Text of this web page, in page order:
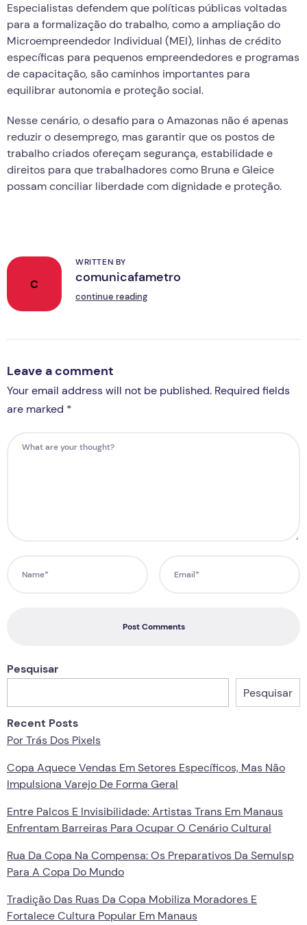
Especialistas defendem que políticas públicas voltadas
para a formalização do trabalho, como a ampliação do
Microempreendedor Individual (MEI), linhas de crédito
específicas para pequenos empreendedores e programas
de capacitação, são caminhos importantes para
equilibrar autonomia e proteção social.
Nesse cenário, o desafio para o Amazonas não é apenas
reduzir o desemprego, mas garantir que os postos de
trabalho criados ofereçam segurança, estabilidade e
direitos para que trabalhadores como Bruna e Gleice
possam conciliar liberdade com dignidade e proteção.
C
WRITTEN BY
comunicafametro
continue reading
Leave a comment
Your email address will not be published. Required fields
are marked *
Post Comments
Pesquisar
Pesquisar
Recent Posts
Por Trás Dos Pixels
Copa Aquece Vendas Em Setores Específicos, Mas Não
Impulsiona Varejo De Forma Geral
Entre Palcos E Invisibilidade: Artistas Trans Em Manaus
Enfrentam Barreiras Para Ocupar O Cenário Cultural
Rua Da Copa Na Compensa: Os Preparativos Da Semulsp
Para A Copa Do Mundo
Tradição Das Ruas Da Copa Mobiliza Moradores E
Fortalece Cultura Popular Em Manaus